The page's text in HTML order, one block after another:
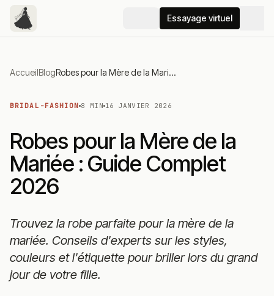
Essayage virtuel
AccueilBlog Robes pour la Mère de la Mariée : Guide Complet 2026
BRIDAL-FASHION 8 MIN 16 JANVIER 2026
Robes pour la Mère de la
Mariée : Guide Complet
2026
Trouvez la robe parfaite pour la mère de la
mariée. Conseils d'experts sur les styles,
couleurs et l'étiquette pour briller lors du grand
jour de votre fille.